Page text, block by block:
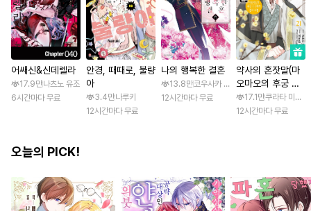
어쌔신&신데렐라
17.9만나츠노 유조
6시간마다 무료
안경, 때때로, 불량
아
3.4만나루키
12시간마다 무료
나의 행복한 결혼
13.8만코우사카 리토 / 아기토기 아쿠미
12시간마다 무료
약사의 혼잣말(마
오마오의 후궁 수
수께끼 풀이수첩)
17.1만쿠라타 미노
12시간마다 무료
오늘의 PICK!